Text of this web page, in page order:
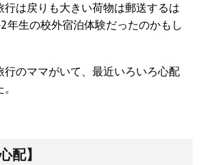
行は戻りも大きい荷物は郵送するは
年生の校外宿泊体験だったのかもし
行のママがいて、最近いろいろ心配
配】